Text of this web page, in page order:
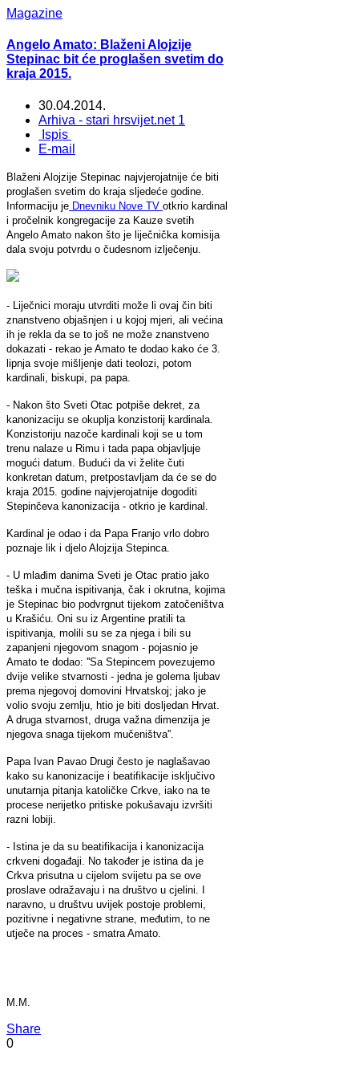
Magazine
Angelo Amato: Blaženi Alojzije
Stepinac bit će proglašen svetim do
kraja 2015.
30.04.2014.
Arhiva - stari hrsvijet.net 1
Ispis
E-mail
Blaženi Alojzije Stepinac najvjerojatnije će biti
proglašen svetim do kraja sljedeće godine.
Informaciju je Dnevniku Nove TV otkrio kardinal
i pročelnik kongregacije za Kauze svetih
Angelo Amato nakon što je liječnička komisija
dala svoju potvrdu o čudesnom izlječenju.
- Liječnici moraju utvrditi može li ovaj čin biti
znanstveno objašnjen i u kojoj mjeri, ali većina
ih je rekla da se to još ne može znanstveno
dokazati - rekao je Amato te dodao kako će 3.
lipnja svoje mišljenje dati teolozi, potom
kardinali, biskupi, pa papa.
- Nakon što Sveti Otac potpiše dekret, za
kanonizaciju se okuplja konzistorij kardinala.
Konzistoriju nazoče kardinali koji se u tom
trenu nalaze u Rimu i tada papa objavljuje
mogući datum. Budući da vi želite čuti
konkretan datum, pretpostavljam da će se do
kraja 2015. godine najvjerojatnije dogoditi
Stepinčeva kanonizacija - otkrio je kardinal.
Kardinal je odao i da Papa Franjo vrlo dobro
poznaje lik i djelo Alojzija Stepinca.
- U mlađim danima Sveti je Otac pratio jako
teška i mučna ispitivanja, čak i okrutna, kojima
je Stepinac bio podvrgnut tijekom zatočeništva
u Krašiću. Oni su iz Argentine pratili ta
ispitivanja, molili su se za njega i bili su
zapanjeni njegovom snagom - pojasnio je
Amato te dodao: ''Sa Stepincem povezujemo
dvije velike stvarnosti - jedna je golema ljubav
prema njegovoj domovini Hrvatskoj; jako je
volio svoju zemlju, htio je biti dosljedan Hrvat.
A druga stvarnost, druga važna dimenzija je
njegova snaga tijekom mučeništva''.
Papa Ivan Pavao Drugi često je naglašavao
kako su kanonizacije i beatifikacije isključivo
unutarnja pitanja katoličke Crkve, iako na te
procese nerijetko pritiske pokušavaju izvršiti
razni lobiji.
- Istina je da su beatifikacija i kanonizacija
crkveni događaji. No također je istina da je
Crkva prisutna u cijelom svijetu pa se ove
proslave odražavaju i na društvo u cjelini. I
naravno, u društvu uvijek postoje problemi,
pozitivne i negativne strane, međutim, to ne
utječe na proces - smatra Amato.
M.M.
Share
0